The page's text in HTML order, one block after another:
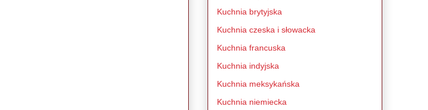
Kuchnia brytyjska
Kuchnia czeska i słowacka
Kuchnia francuska
Kuchnia indyjska
Kuchnia meksykańska
Kuchnia niemiecka